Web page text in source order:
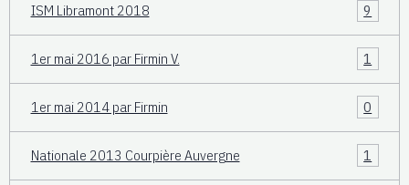
ISM Libramont 2018 9
1er mai 2016 par Firmin V. 1
1er mai 2014 par Firmin 0
Nationale 2013 Courpière Auvergne 1